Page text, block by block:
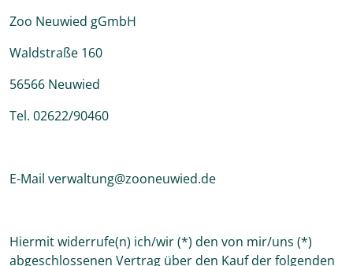
Zoo Neuwied gGmbH
Waldstraße 160
56566 Neuwied
Tel. 02622/90460
E-Mail verwaltung@zooneuwied.de
Hiermit widerrufe(n) ich/wir (*) den von mir/uns (*)
abgeschlossenen Vertrag über den Kauf der folgenden